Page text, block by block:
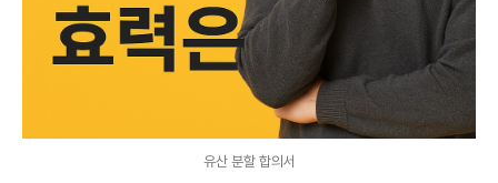
유산 분할 합의서